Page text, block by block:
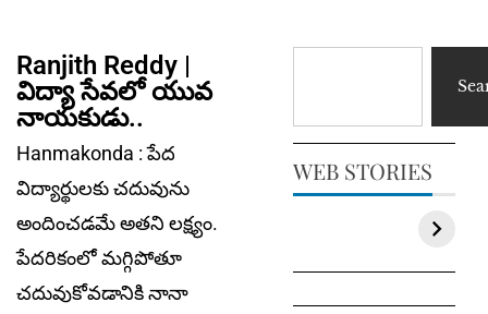
Ranjith Reddy |
విద్యా సేవలో యువ
నాయకుడు..
Hanmakonda : పేద
విద్యార్థులకు చదువును
అందించడమే అతని లక్ష్యం.
పేదరికంలో మగ్గిపోతూ
చదువుకోవడానికి నానా
WEB STORIES